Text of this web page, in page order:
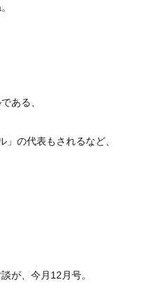
ある、
」の代表もされるなど、
が、今月12月号。